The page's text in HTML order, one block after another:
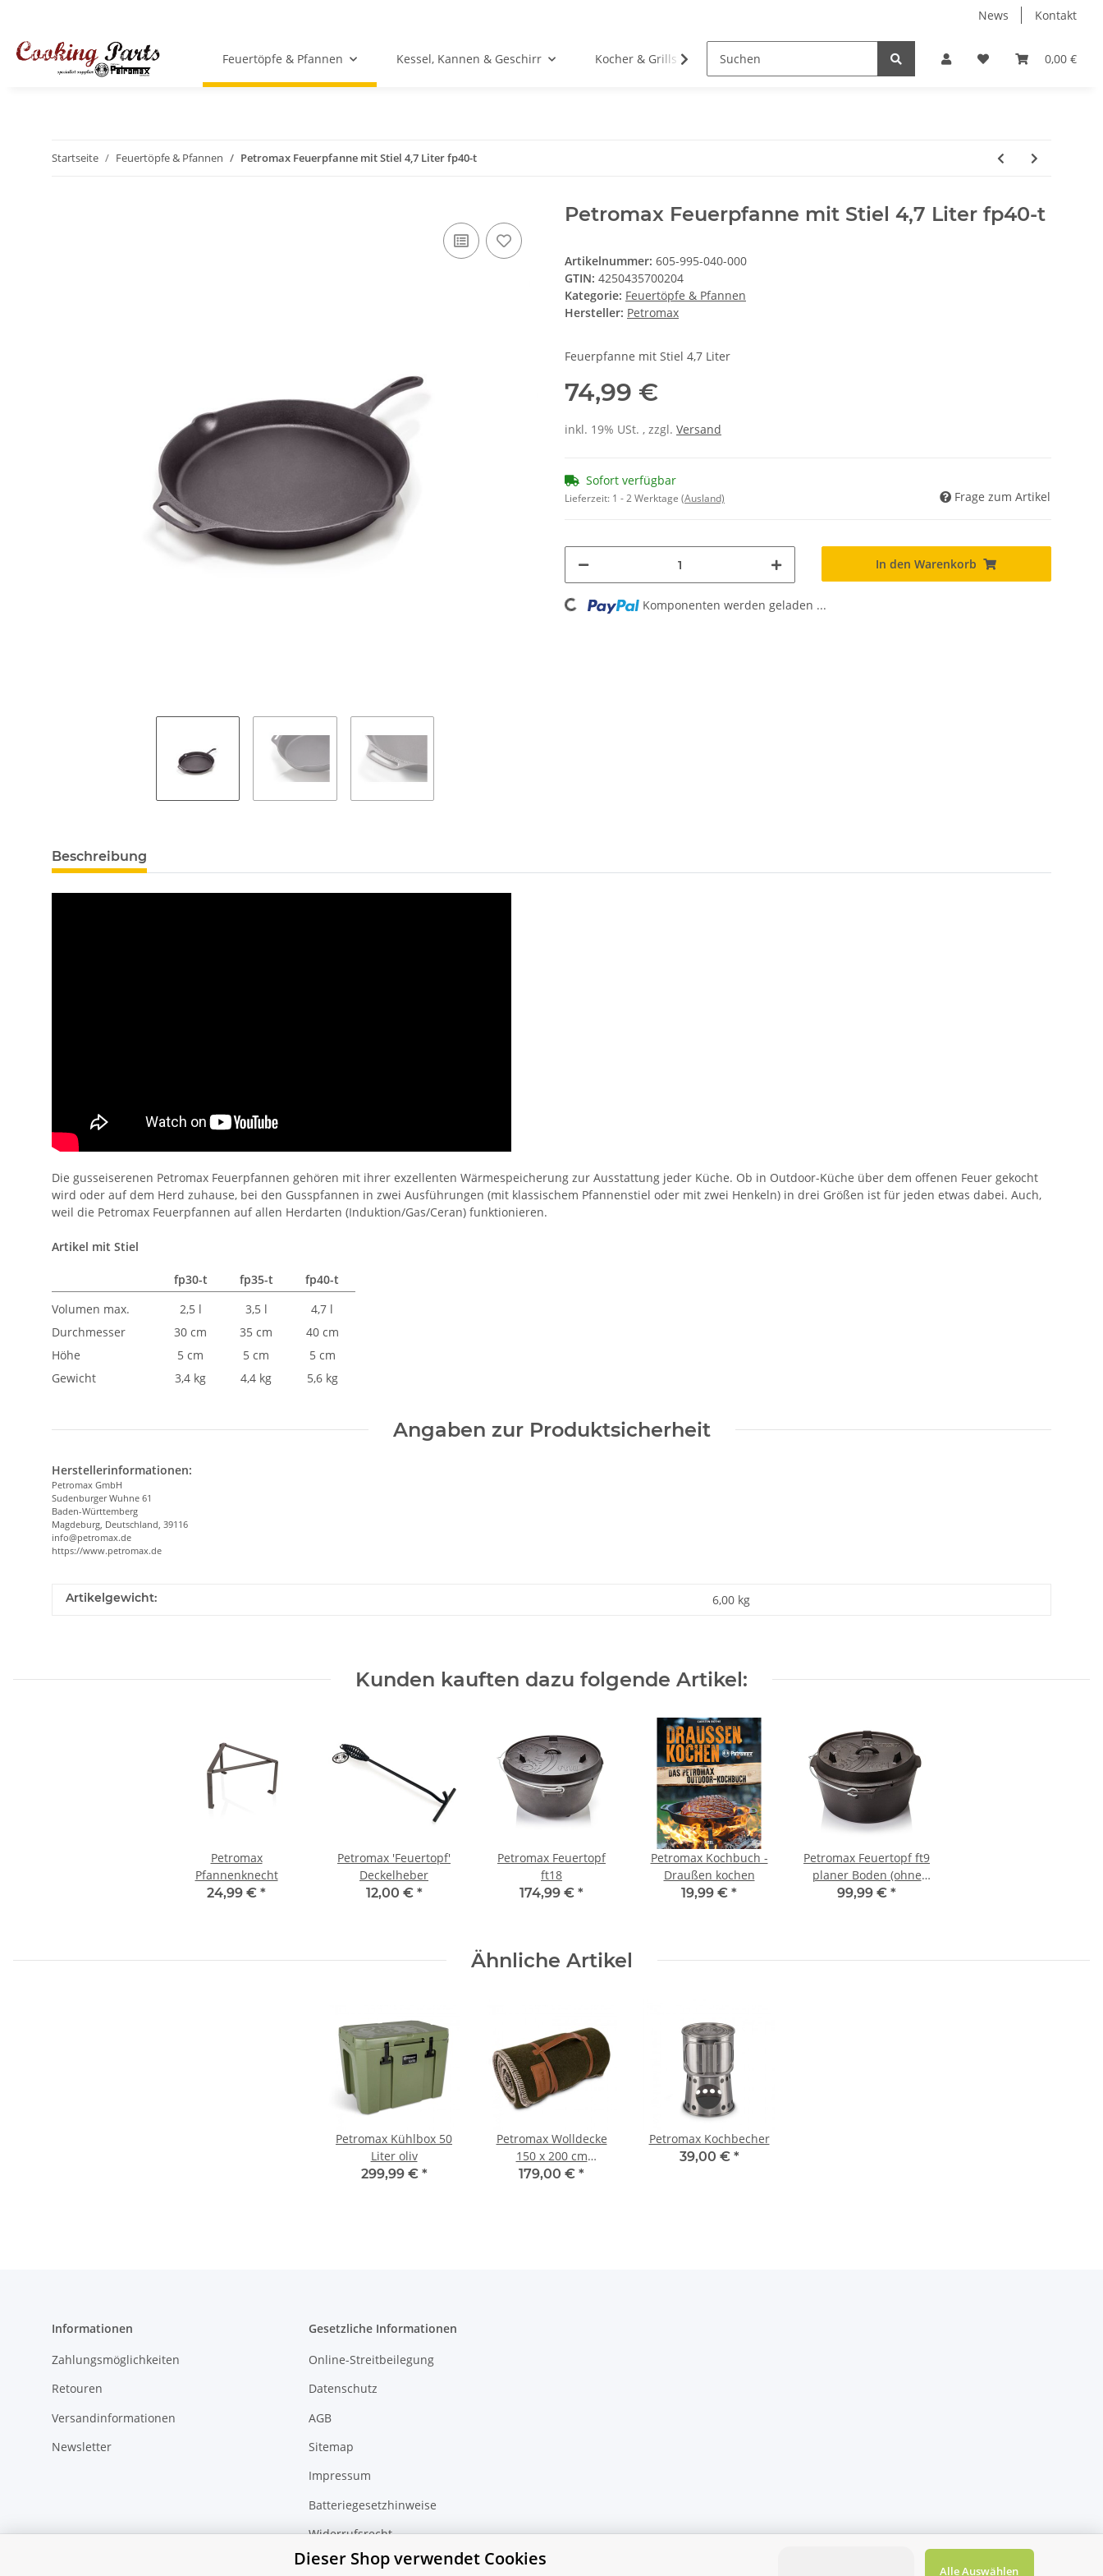
News Kontakt
0,00 €
Feuertöpfe & Pfannen Kessel, Kannen & Geschirr Kocher & Grills Kühlboxen Bekleidung Zubehör
Startseite Feuertöpfe & Pfannen Petromax Feuerpfanne mit Stiel 4,7 Liter fp40-t
Petromax Feuerpfanne mit Stiel 4,7 Liter fp40-t
Artikelnummer: 605-995-040-000
GTIN: 4250435700204
Kategorie: Feuertöpfe & Pfannen
Hersteller: Petromax
Feuerpfanne mit Stiel 4,7 Liter
74,99 €
inkl. 19% USt. , zzgl. Versand
Sofort verfügbar
Lieferzeit: 1 - 2 Werktage (Ausland) Frage zum Artikel
In den Warenkorb
Loading... Komponenten werden geladen ...
Beschreibung
Die gusseiserenen Petromax Feuerpfannen gehören mit ihrer exzellenten Wärmespeicherung zur Ausstattung jeder Küche. Ob in Outdoor-Küche über dem offenen Feuer gekocht
wird oder auf dem Herd zuhause, bei den Gusspfannen in zwei Ausführungen (mit klassischem Pfannenstiel oder mit zwei Henkeln) in drei Größen ist für jeden etwas dabei. Auch,
weil die Petromax Feuerpfannen auf allen Herdarten (Induktion/Gas/Ceran) funktionieren.
Artikel mit Stiel
fp30-t fp35-t
fp40-t
Volumen max.
2,5 l 3,5 l
4,7 l
Durchmesser
30 cm 35 cm
40 cm
Höhe
5 cm 5 cm
5 cm
Gewicht
3,4 kg 4,4 kg 5,6 kg
Angaben zur Produktsicherheit
Herstellerinformationen:
Petromax GmbH
Sudenburger Wuhne 61
Baden-Württemberg
Magdeburg, Deutschland, 39116
info@petromax.de
https://www.petromax.de
Artikelgewicht: 6,00 kg
Kunden kauften dazu folgende Artikel:
Petromax
Pfannenknecht
24,99 € *
Petromax 'Feuertopf'
Deckelheber
12,00 € *
Petromax Feuertopf
ft18
174,99 € *
Petromax Kochbuch -
Draußen kochen
19,99 € *
Petromax Feuertopf ft9
planer Boden (ohne
Füße)
99,99 € *
Ähnliche Artikel
Petromax Kühlbox 50
Liter oliv
299,99 € *
Petromax Wolldecke
150 x 200 cm
(Moosgrün/Schwarz)
179,00 € *
Petromax Kochbecher
39,00 € *
Informationen
Zahlungsmöglichkeiten
Retouren
Versandinformationen
Newsletter
Gesetzliche Informationen
Online-Streitbeilegung
Datenschutz
AGB
Sitemap
Impressum
Batteriegesetzhinweise
Widerrufsrecht
Dieser Shop verwendet Cookies
Alle Auswählen